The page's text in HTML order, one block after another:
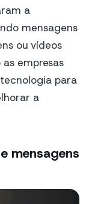
a
mensagens
ou vídeos
empresas
para
a
mensagens